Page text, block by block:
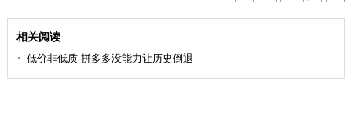
相关阅读
低价非低质 拼多多没能力让历史倒退